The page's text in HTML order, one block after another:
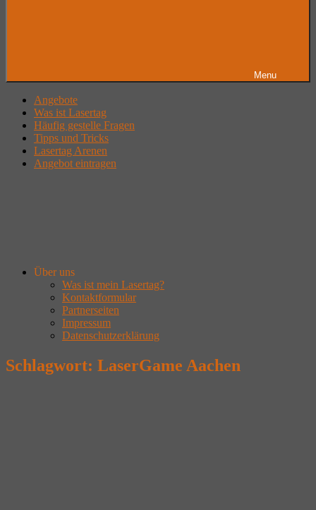
Menu
Angebote
Was ist Lasertag
Häufig gestelle Fragen
Tipps und Tricks
Lasertag Arenen
Angebot eintragen
Über uns
Was ist mein Lasertag?
Kontaktformular
Partnerseiten
Impressum
Datenschutzerklärung
Schlagwort: LaserGame Aachen